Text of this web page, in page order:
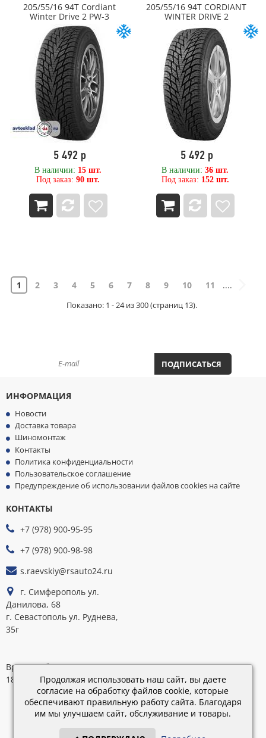
205/55/16 94T Cordiant
Winter Drive 2 PW-3
5 492 р
В наличии: 15 шт.
Под заказ:90 шт.
205/55/16 94T CORDIANT
WINTER DRIVE 2
5 492 р
В наличии:36 шт.
Под заказ: 152 шт.
1 2 3 4 5 6 7 8 9 10 11 ....
Показано: 1 - 24 из 300 (страниц 13).
ПОДПИСАТЬСЯ
ИНФОРМАЦИЯ
Новости
Доставка товара
Шиномонтаж
Контакты
Политика конфиденциальности
Пользовательское соглашение
Предупреждение об использовании файлов cookies на сайте
КОНТАКТЫ
+7 (978) 900-95-95
+7 (978) 900-98-98
s.raevskiy@rsauto24.ru
г. Симферополь ул.
Данилова, 68
г. Севастополь ул. Руднева,
35г
Время работы: пн-пт 9:00–
18:00; сб 9:00–16:00
Каталог
обновлен:
28.02.2019
Продолжая использовать наш сайт, вы даете
согласие на обработку файлов cookie, которые
обеспечивают правильную работу сайта. Благодаря
им мы улучшаем сайт, обслуживание и товары.